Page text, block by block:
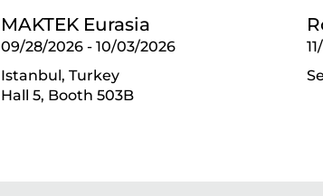
MAKTEK Eurasia
09/28/2026 - 10/03/2026
Istanbul, Turkey
Hall 5, Booth 503B